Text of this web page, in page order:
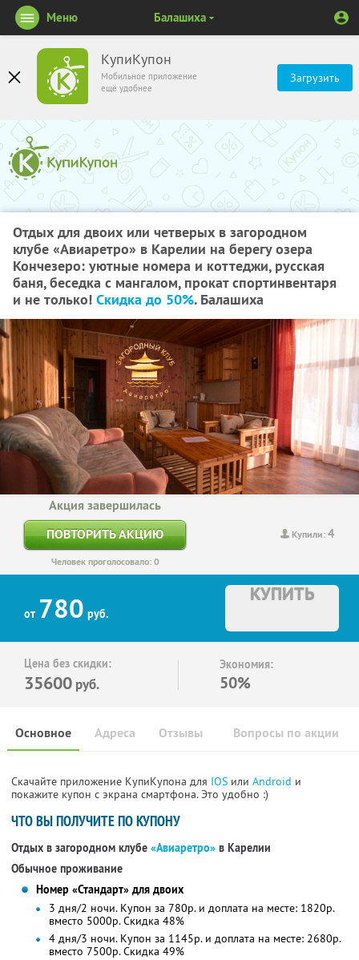
КупиКупон
Мобильное приложение
ещё удобнее
Загрузить
Меню Балашиха
Отдых для двоих или четверых в загородном
клубе «Авиаретро» в Карелии на берегу озера
Кончезеро: уютные номера и коттеджи, русская
баня, беседка с мангалом, прокат спортинвентаря
и не только! Скидка до 50%. Балашиха
Купили:4
Акция завершилась
ПОВТОРИТЬ АКЦИЮ
Человек проголосовало: 0
от 780 руб.
КУПИТЬ
Цена без скидки:
35600 руб.
Экономия:
50%
Основное Отзывы Вопросы по акции
Адреса
Скачайте приложение КупиКупона для IOS или Android и
покажите купон с экрана смартфона. Это удобно :)
ЧТО ВЫ ПОЛУЧИТЕ ПО КУПОНУ
Отдых в загородном клубе «Авиаретро» в Карелии
Обычное проживание
Номер «Стандарт» для двоих
3 дня/2 ночи. Купон за 780р. и доплата на месте: 1820р.
вместо 5000р.Скидка 48%
4 дня/3 ночи. Купон за 1145р. и доплата на месте: 2680р.
вместо 7500р.Скидка 49%